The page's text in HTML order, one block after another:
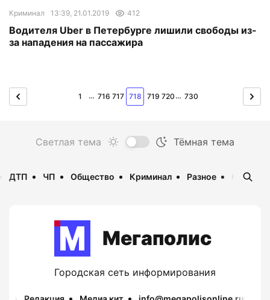
Криминал 13:39, 21.01.2019 412
Водителя Uber в Петербурге лишили свободы из-
за нападения на пассажира
1 … 716 717 718 719 720 … 730
ДТП ЧП Общество Криминал Разное
Мегаполис
Городская сеть информирования